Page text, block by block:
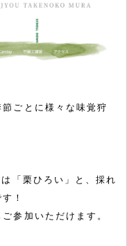
ごとに様々な味覚狩
「栗ひろい」と、採れ
！
参加いただけます。